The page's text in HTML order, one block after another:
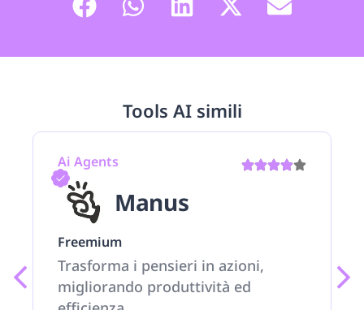
Tools AI simili
Ai Agents
Manus
Freemium
Trasforma i pensieri in azioni,
migliorando produttività ed